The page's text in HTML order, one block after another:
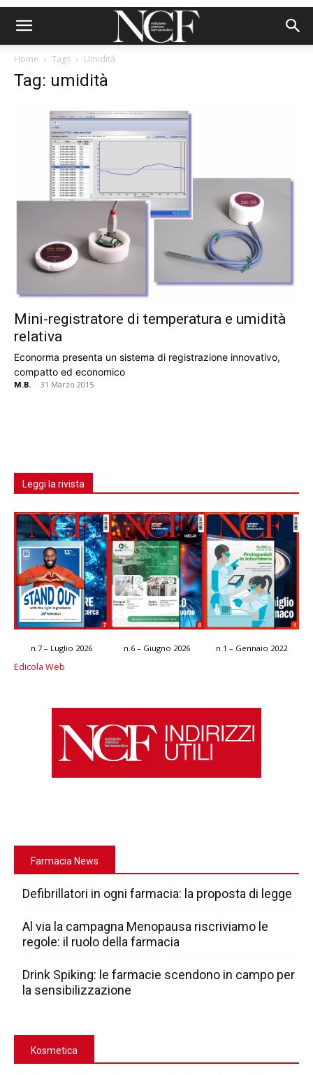
Home Tags Umidità
Tag: umidità
Mini-registratore di temperatura e umidità
relativa
Econorma presenta un sistema di registrazione innovativo,
compatto ed economico
M.B. - 31 Marzo 2015
Leggi la rivista
n.7 – Luglio 2026 n.6 – Giugno 2026 n.1 – Gennaio 2022
Edicola Web
Farmacia News
Defibrillatori in ogni farmacia: la proposta di legge
Al via la campagna Menopausa riscriviamo le
regole: il ruolo della farmacia
Drink Spiking: le farmacie scendono in campo per
la sensibilizzazione
Kosmetica